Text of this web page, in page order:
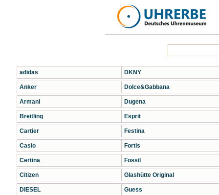
adidas
Anker
Armani
Breitling
Cartier
Casio
Certina
Citizen
DIESEL
DKNY
Dolce&Gabbana
Dugena
Esprit
Festina
Fortis
Fossil
Glashütte Original
Guess